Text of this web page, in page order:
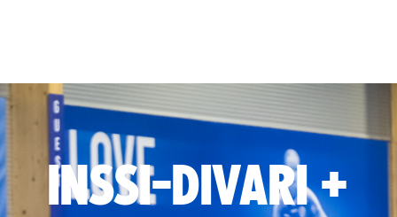
INSSI-DIVARI +